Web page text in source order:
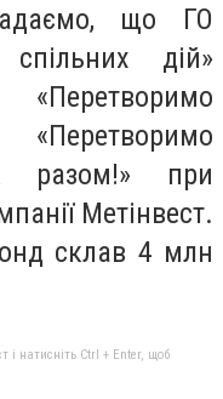
що ГО
дій»
разом!» при
Метінвест.
склав 4 млн
і натисніть Ctrl + Enter, щоб